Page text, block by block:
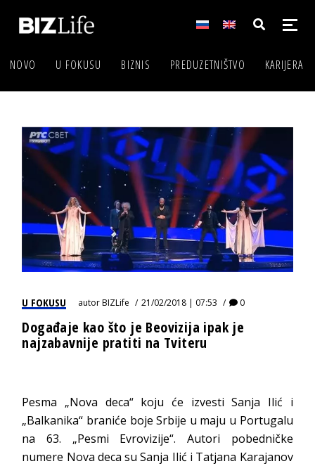
NOVO U FOKUSU BIZNIS PREDUZETNIŠTVO KARIJERA
U FOKUSU autorBIZLife 21/02/2018 | 07:53 0
Događaje kao što je Beovizija ipak je
najzabavnije pratiti na Tviteru
Pesma „Nova deca“ koju će izvesti Sanja Ilić i
„Balkanika“ braniće boje Srbije u maju u Portugalu
na 63. „Pesmi Evrovizije“. Autori pobedničke
numere Nova deca su Sanja Ilić i Tatjana Karajanov